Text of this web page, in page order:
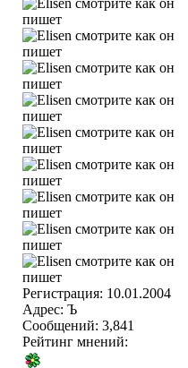
Регистрация: 10.01.2004
Адрес: Ъ
Сообщений: 3,841
Рейтинг мнений: